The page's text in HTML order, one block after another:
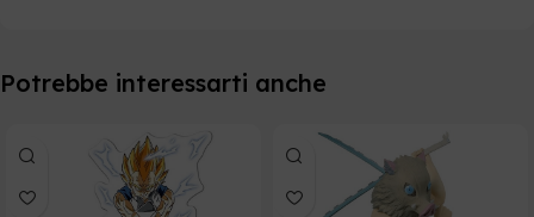
Potrebbe interessarti anche